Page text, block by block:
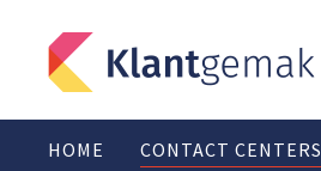
HOME CONTACT CENTERS